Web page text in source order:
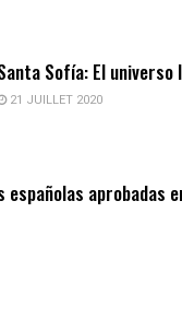
Sofía: El universo
21 JUILLET 2020
españolas aprobadas